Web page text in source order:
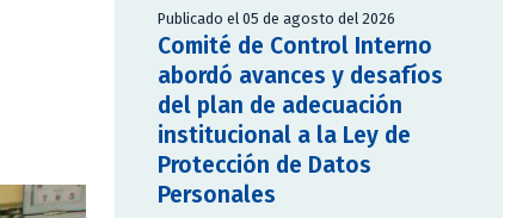
Publicado el 05 de agosto del 2026
Comité de Control Interno
abordó avances y desafíos
del plan de adecuación
institucional a la Ley de
Protección de Datos
Personales